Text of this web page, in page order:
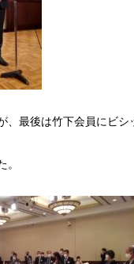
、最後は竹下会員にビシ